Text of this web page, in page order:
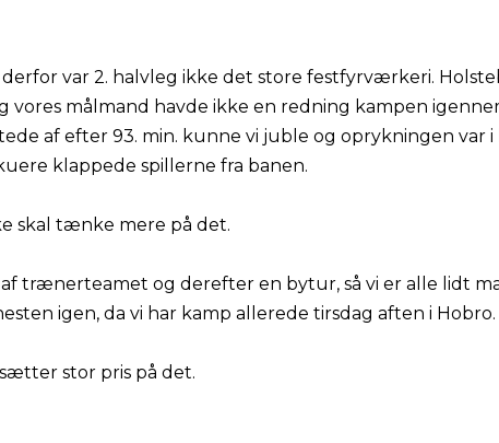
var 2. halvleg ikke det store festfyrværkeri.
målmand havde ikke en redning kampen
af efter 93. min. kunne vi juble og oprykningen var i
klappede spillerne fra banen.
skal tænke mere på det.
trænerteamet og derefter en bytur, så vi er alle lidt
igen, da vi har kamp allerede tirsdag aften i Hobro.
stor pris på det.